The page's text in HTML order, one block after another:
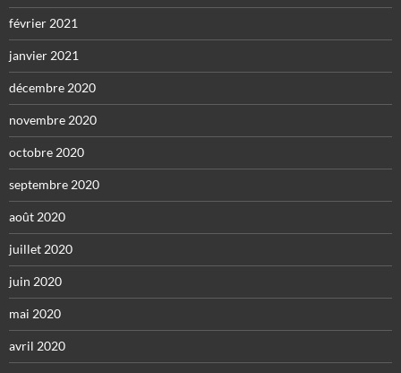
février 2021
janvier 2021
décembre 2020
novembre 2020
octobre 2020
septembre 2020
août 2020
juillet 2020
juin 2020
mai 2020
avril 2020